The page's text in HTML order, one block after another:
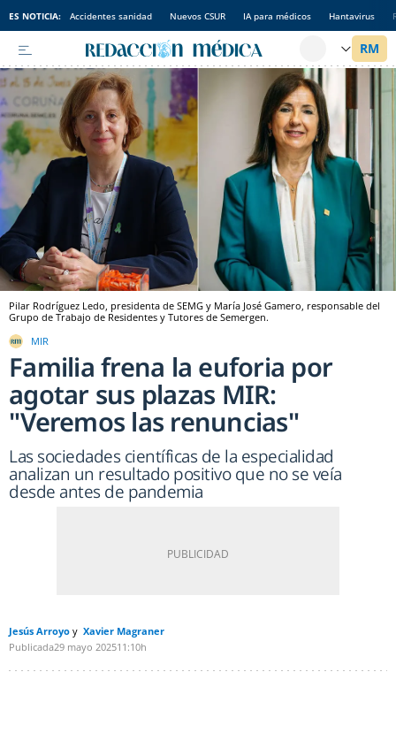
ES NOTICIA: Accidentes sanidad Nuevos CSUR IA para médicos Hantavirus
Pilar Rodríguez Ledo, presidenta de SEMG y María José Gamero, responsable del
Grupo de Trabajo de Residentes y Tutores de Semergen.
MIR
Familia frena la euforia por
agotar sus plazas MIR:
"Veremos las renuncias"
Las sociedades científicas de la especialidad
analizan un resultado positivo que no se veía
desde antes de pandemia
Jesús Arroyo
Xavier Magraner
Publicada29 mayo 202511:10h